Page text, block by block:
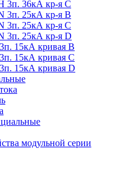
3п. 36кА кр-я C
3п. 25кА кр-я B
3п. 25кА кр-я C
3п. 25кА кр-я D
15кА кривая B
15кА кривая C
15кА кривая D
модульной серии